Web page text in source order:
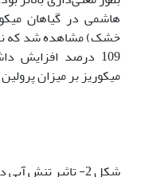
خشک) مشاهده شد که
109 درصد افزایش
میکوریز بر میزان